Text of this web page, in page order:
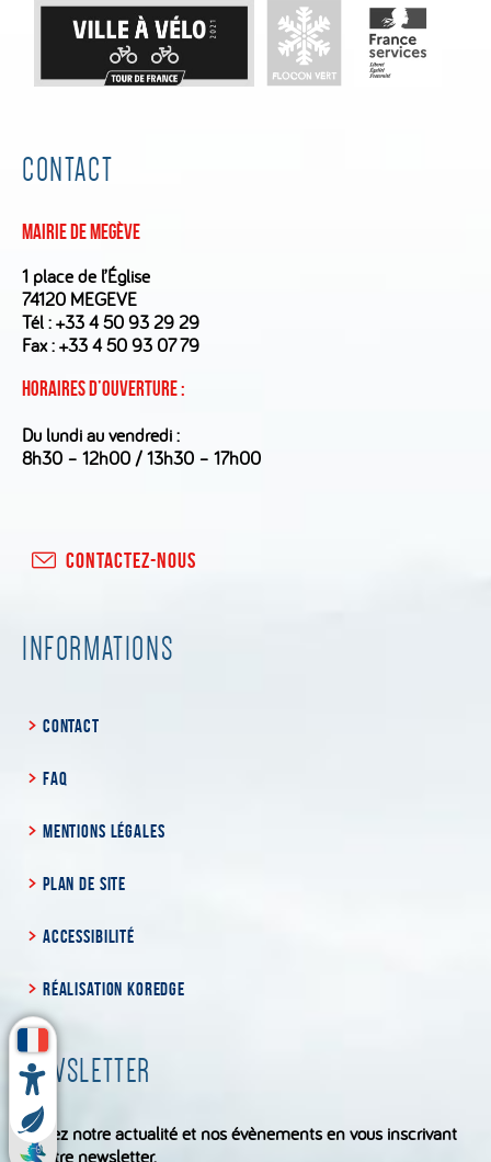
CONTACT
Mairie de Megève
1 place de l’Église
74120 MEGEVE
Tél :+33 4 50 93 29 29
Fax : +33 4 50 93 07 79
Horaires d’ouverture :
Du lundi au vendredi :
8h30 – 12h00 / 13h30 – 17h00
CONTACTEZ-NOUS
INFORMATIONS
CONTACT
FAQ
MENTIONS LÉGALES
PLAN DE SITE
ACCESSIBILITÉ
RÉALISATION KOREDGE
NEWSLETTER
Suivez notre actualité et nos évènements en vous inscrivant
à notre newsletter.